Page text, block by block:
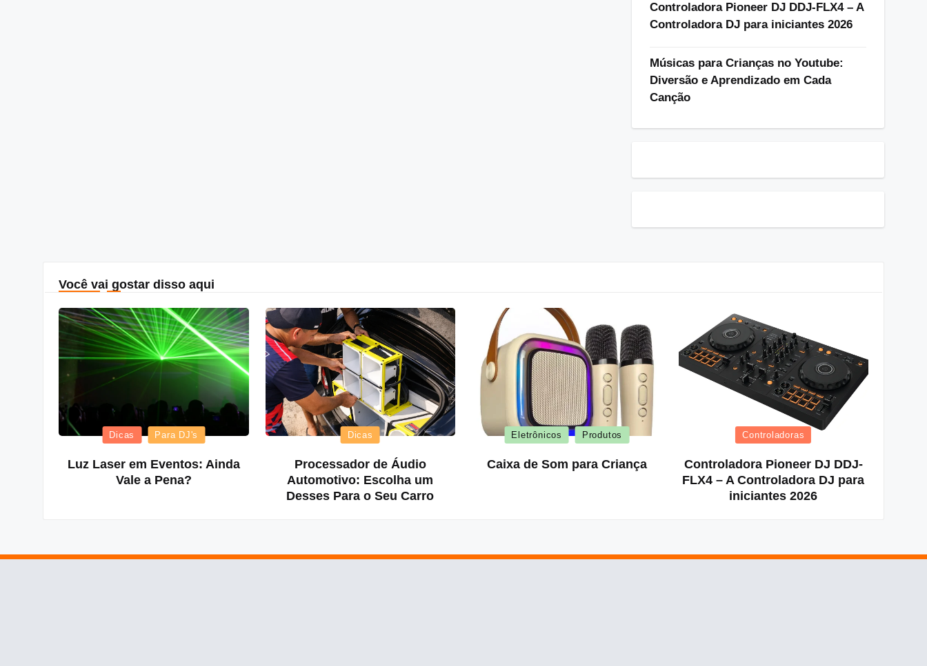
Controladora Pioneer DJ DDJ-FLX4 – A
Controladora DJ para iniciantes 2026
Músicas para Crianças no Youtube:
Diversão e Aprendizado em Cada
Canção
Você vai gostar disso aqui
Posted
Dicas Para DJ's
Luz Laser em Eventos: Ainda
Vale a Pena?
Posted
Dicas
Processador de Áudio
Automotivo: Escolha um
Desses Para o Seu Carro
Posted
Eletrônicos Produtos
Caixa de Som para Criança
Posted
Controladoras
Controladora Pioneer DJ DDJ-
FLX4 – A Controladora DJ para
iniciantes 2026